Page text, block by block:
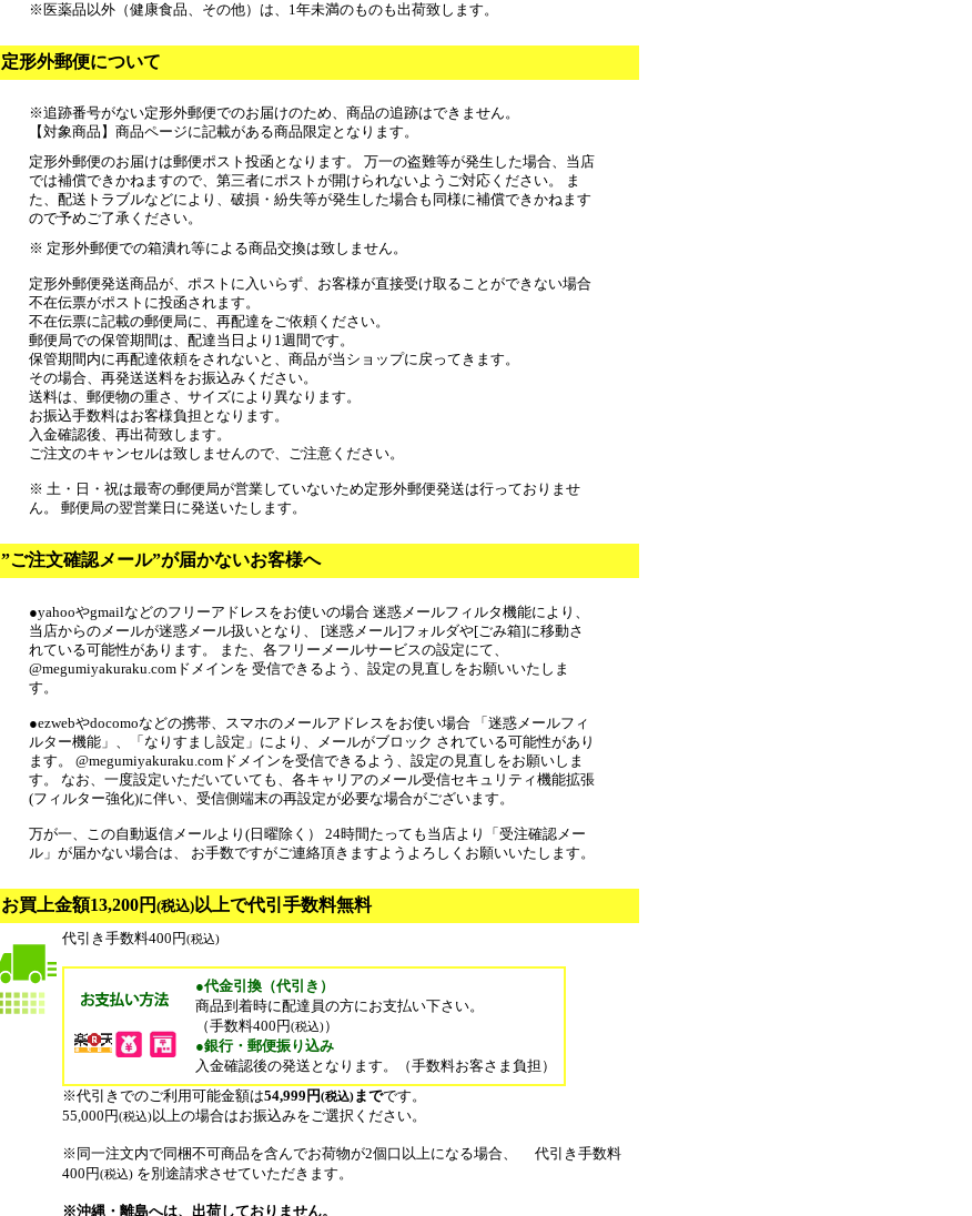
※医薬品以外（健康食品、その他）は、1年未満のものも出荷致します。
定形外郵便について
※追跡番号がない定形外郵便でのお届けのため、商品の追跡はできません。
【対象商品】商品ページに記載がある商品限定となります。
定形外郵便のお届けは郵便ポスト投函となります。 万一の盗難等が発生した場合、当店
では補償できかねますので、第三者にポストが開けられないようご対応ください。 ま
た、配送トラブルなどにより、破損・紛失等が発生した場合も同様に補償できかねます
ので予めご了承ください。
※ 定形外郵便での箱潰れ等による商品交換は致しません。
定形外郵便発送商品が、ポストに入いらず、お客様が直接受け取ることができない場合
不在伝票がポストに投函されます。
不在伝票に記載の郵便局に、再配達をご依頼ください。
郵便局での保管期間は、配達当日より1週間です。
保管期間内に再配達依頼をされないと、商品が当ショップに戻ってきます。
その場合、再発送送料をお振込みください。
送料は、郵便物の重さ、サイズにより異なります。
お振込手数料はお客様負担となります。
入金確認後、再出荷致します。
ご注文のキャンセルは致しませんので、ご注意ください。
※ 土・日・祝は最寄の郵便局が営業していないため定形外郵便発送は行っておりませ
ん。 郵便局の翌営業日に発送いたします。
”ご注文確認メール”が届かないお客様へ
●yahooやgmailなどのフリーアドレスをお使いの場合 迷惑メールフィルタ機能により、
当店からのメールが迷惑メール扱いとなり、 [迷惑メール]フォルダや[ごみ箱]に移動さ
れている可能性があります。 また、各フリーメールサービスの設定にて、
@megumiyakuraku.comドメインを 受信できるよう、設定の見直しをお願いいたしま
す。
●ezwebやdocomoなどの携帯、スマホのメールアドレスをお使い場合 「迷惑メールフィ
ルター機能」、「なりすまし設定」により、メールがブロック されている可能性があり
ます。 @megumiyakuraku.comドメインを受信できるよう、設定の見直しをお願いしま
す。 なお、一度設定いただいていても、各キャリアのメール受信セキュリティ機能拡張
(フィルター強化)に伴い、受信側端末の再設定が必要な場合がございます。
万が一、この自動返信メールより(日曜除く） 24時間たっても当店より「受注確認メー
ル」が届かない場合は、 お手数ですがご連絡頂きますようよろしくお願いいたします。
お買上金額13,200円 (税込)以上で代引手数料無料
代引き手数料400円(税込)
●代金引換（代引き）
商品到着時に配達員の方にお支払い下さい。
（手数料400円(税込)）
●銀行・郵便振り込み
入金確認後の発送となります。（手数料お客さま負担）
※代引きでのご利用可能金額は54,999円(税込)までです。
55,000円(税込)以上の場合はお振込みをご選択ください。
※同一注文内で同梱不可商品を含んでお荷物が2個口以上になる場合、 代引き手数料
400円(税込)を別途請求させていただきます。
※沖縄・離島へは、出荷しておりません。